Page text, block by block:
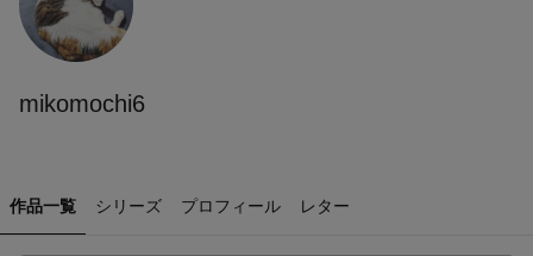
mikomochi6
作品一覧 シリーズ プロフィール レター